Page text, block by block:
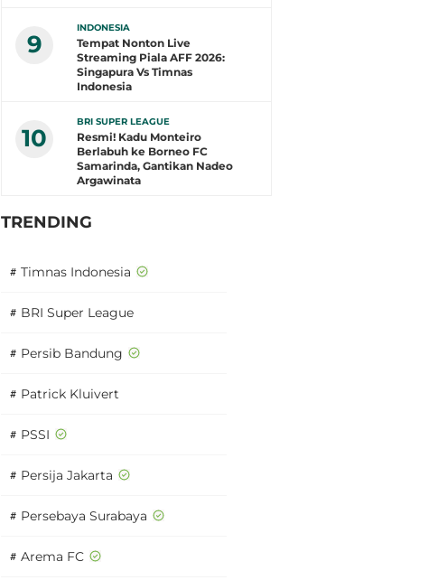
9
INDONESIA
Tempat Nonton Live
Streaming Piala AFF 2026:
Singapura Vs Timnas
Indonesia
10
BRI SUPER LEAGUE
Resmi! Kadu Monteiro
Berlabuh ke Borneo FC
Samarinda, Gantikan Nadeo
Argawinata
TRENDING
# Timnas Indonesia
# BRI Super League
# Persib Bandung
# Patrick Kluivert
# PSSI
# Persija Jakarta
# Persebaya Surabaya
# Arema FC